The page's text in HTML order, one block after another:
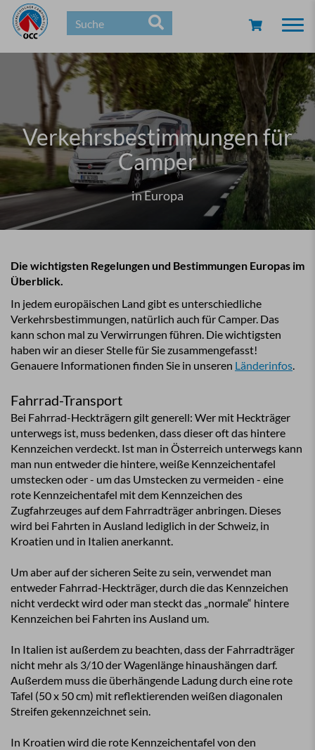
Verkehrsbestimmungen für
Camper
in Europa
Die wichtigsten Regelungen und Bestimmungen Europas im
Überblick.
In jedem europäischen Land gibt es unterschiedliche
Verkehrsbestimmungen, natürlich auch für Camper. Das
kann schon mal zu Verwirrungen führen. Die wichtigsten
haben wir an dieser Stelle für Sie zusammengefasst!
Genauere Informationen finden Sie in unseren Länderinfos.
Fahrrad-Transport
Bei Fahrrad-Heckträgern gilt generell: Wer mit Heckträger
unterwegs ist, muss bedenken, dass dieser oft das hintere
Kennzeichen verdeckt. Ist man in Österreich unterwegs kann
man nun entweder die hintere, weiße Kennzeichentafel
umstecken oder - um das Umstecken zu vermeiden - eine
rote Kennzeichentafel mit dem Kennzeichen des
Zugfahrzeuges auf dem Fahrradträger anbringen. Dieses
wird bei Fahrten in Ausland lediglich in der Schweiz, in
Kroatien und in Italien anerkannt.
Um aber auf der sicheren Seite zu sein, verwendet man
entweder Fahrrad-Heckträger, durch die das Kennzeichen
nicht verdeckt wird oder man steckt das „normale“ hintere
Kennzeichen bei Fahrten ins Ausland um.
In Italien ist außerdem zu beachten, dass der Fahrradträger
nicht mehr als 3/10 der Wagenlänge hinaushängen darf.
Außerdem muss die überhängende Ladung durch eine rote
Tafel (50 x 50 cm) mit reflektierenden weißen diagonalen
Streifen gekennzeichnet sein.
In Kroatien wird die rote Kennzeichentafel von den